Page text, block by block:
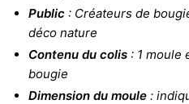
Public : Créateurs de
déco nature
Contenu du colis : 1 moule
bougie
Dimension du moule :